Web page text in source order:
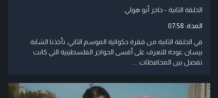
الحلقة الثانية - حاجز أبو هولي
المدة: 07:58
في الحلقة الثانية من فقرة حكواتية الموسم الثاني، تأخذنا الشابة
بيسان عودة للتعرف على أقسى الحواجز الفلسطينية التي كانت
تفصل بين المحافظات ....